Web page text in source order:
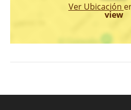
Ver Ubicación
view